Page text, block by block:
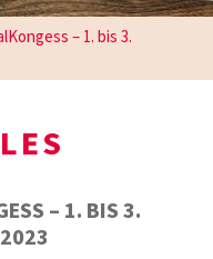
– 1. bis 3.
– 1. BIS 3.